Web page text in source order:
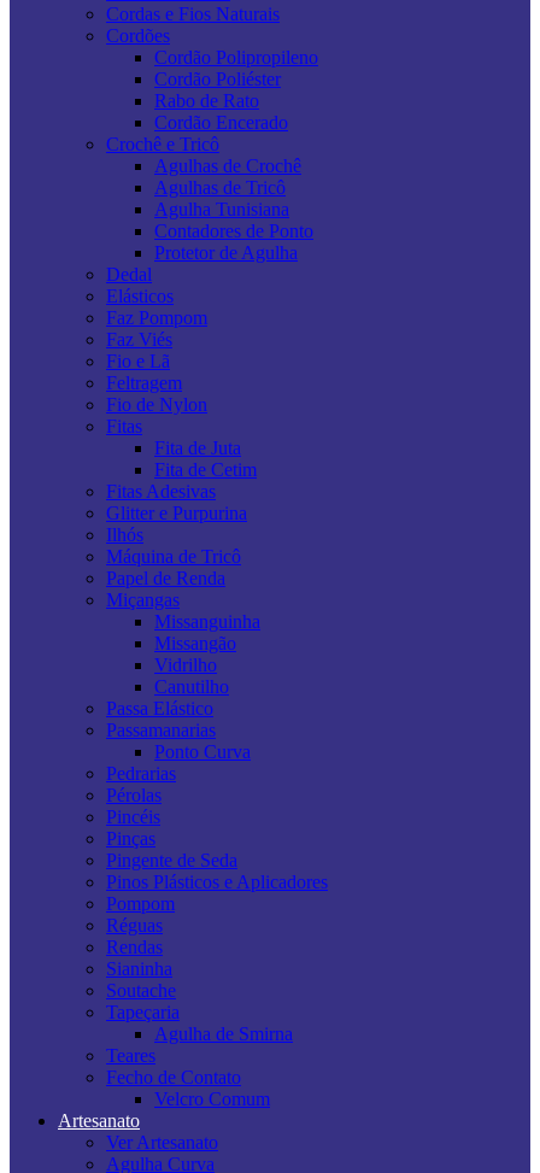
Cordas e Fios Naturais
Cordões
Cordão Polipropileno
Cordão Poliéster
Rabo de Rato
Cordão Encerado
Crochê e Tricô
Agulhas de Crochê
Agulhas de Tricô
Agulha Tunisiana
Contadores de Ponto
Protetor de Agulha
Dedal
Elásticos
Faz Pompom
Faz Viés
Fio e Lã
Feltragem
Fio de Nylon
Fitas
Fita de Juta
Fita de Cetim
Fitas Adesivas
Glitter e Purpurina
Ilhós
Máquina de Tricô
Papel de Renda
Miçangas
Missanguinha
Missangão
Vidrilho
Canutilho
Passa Elástico
Passamanarias
Ponto Curva
Pedrarias
Pérolas
Pincéis
Pinças
Pingente de Seda
Pinos Plásticos e Aplicadores
Pompom
Réguas
Rendas
Sianinha
Soutache
Tapeçaria
Agulha de Smirna
Teares
Fecho de Contato
Velcro Comum
Artesanato
Ver Artesanato
Agulha Curva